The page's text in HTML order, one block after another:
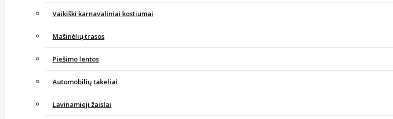
Vaikiški karnavaliniai kostiumai
Mašinėlių trasos
Piešimo lentos
Automobilių takeliai
Lavinamieji žaislai